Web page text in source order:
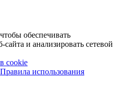
обеспечивать
и анализировать сетевой
cookie
Правила использования